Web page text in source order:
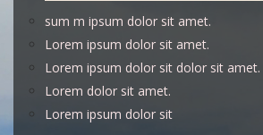
sum m ipsum dolor sit amet.
Lorem ipsum dolor sit amet.
Lorem ipsum dolor sit dolor sit amet.
Lorem dolor sit amet.
Lorem ipsum dolor sit